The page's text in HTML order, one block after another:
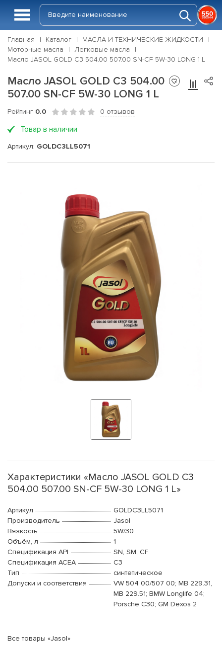
Главная Каталог
МАСЛА И ТЕХНИЧЕСКИЕ ЖИДКОСТИ
Моторные масла
Легковые масла
Масло JASOL GOLD C3 504.00 507.00 SN-CF 5W-30 LONG 1 L
Масло JASOL GOLD C3 504.00
507.00 SN-CF 5W-30 LONG 1 L
Рейтинг 0.0 0 отзывов
Товар в наличии
Артикул: GOLDC3LL5071
Характеристики «Масло JASOL GOLD C3
504.00 507.00 SN-CF 5W-30 LONG 1 L»
Артикул
GOLDC3LL5071
Производитель
Jasol
Вязкость
5W/30
Объём, л
1
Спецификация API
SN, SM, CF
Спецификация ACEA
C3
Тип
синтетическое
Допуски и соответствия
VW 504 00/507 00; MB 229.31,
MB 229.51; BMW Longlife 04;
Porsche C30; GM Dexos 2
Все товары «Jasol»